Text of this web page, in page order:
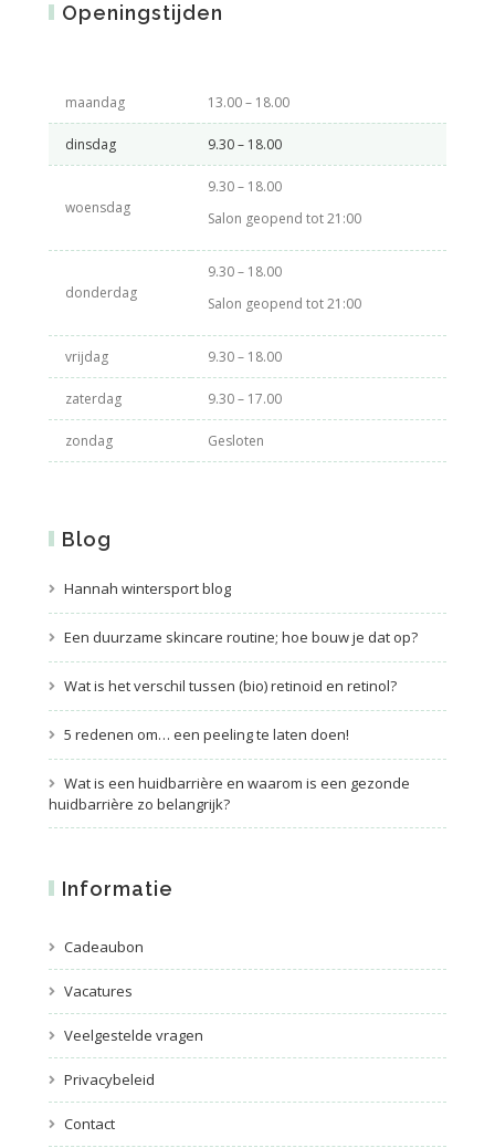
Openingstijden
maandag 13.00 – 18.00
dinsdag 9.30 – 18.00
woensdag
9.30 – 18.00
Salon geopend tot 21:00
donderdag
9.30 – 18.00
Salon geopend tot 21:00
vrijdag 9.30 – 18.00
zaterdag 9.30 – 17.00
zondag Gesloten
Blog
Hannah wintersport blog
Een duurzame skincare routine; hoe bouw je dat op?
Wat is het verschil tussen (bio) retinoid en retinol?
5 redenen om… een peeling te laten doen!
Wat is een huidbarrière en waarom is een gezonde
huidbarrière zo belangrijk?
Informatie
Cadeaubon
Vacatures
Veelgestelde vragen
Privacybeleid
Contact